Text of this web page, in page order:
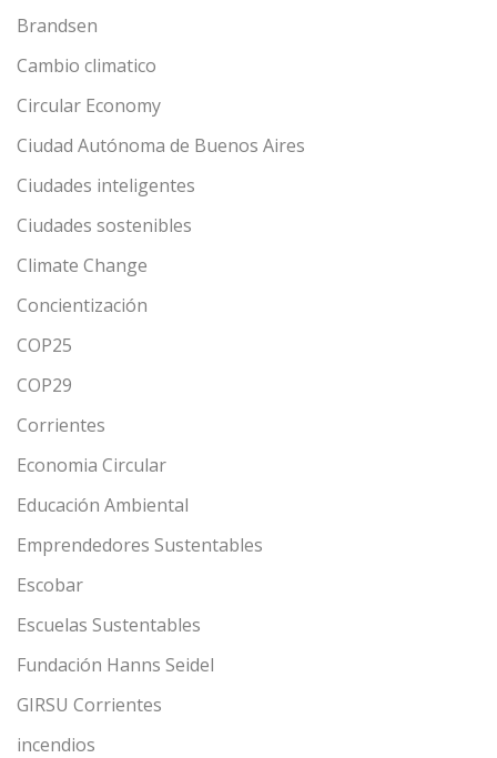
Brandsen
Cambio climatico
Circular Economy
Ciudad Autónoma de Buenos Aires
Ciudades inteligentes
Ciudades sostenibles
Climate Change
Concientización
COP25
COP29
Corrientes
Economia Circular
Educación Ambiental
Emprendedores Sustentables
Escobar
Escuelas Sustentables
Fundación Hanns Seidel
GIRSU Corrientes
incendios